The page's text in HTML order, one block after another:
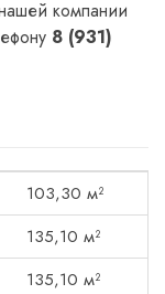
компании
8 (931)
103,30 м²
135,10 м²
135,10 м²